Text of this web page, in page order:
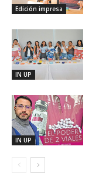
Edición impresa
IN UP
IN UP